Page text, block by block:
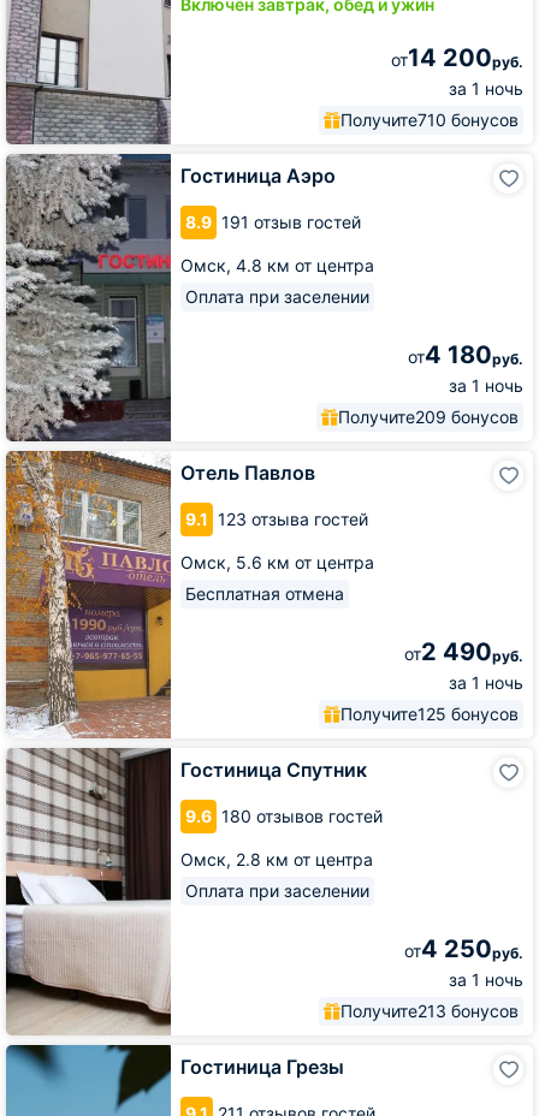
от14 200руб.
за 1 ночь
Получите710 бонусов
Гостиница Аэро
8.9 191 отзыв гостей
Омск, 4.8 км от центра
Оплата при заселении
от4 180руб.
за 1 ночь
Получите209 бонусов
Гостиница
Аэро
Отель Павлов
9.1 123 отзыва гостей
Омск, 5.6 км от центра
Бесплатная отмена
от2 490руб.
за 1 ночь
Получите125 бонусов
Отель
Павлов
Гостиница Спутник
9.6 180 отзывов гостей
Омск, 2.8 км от центра
Оплата при заселении
от4 250руб.
за 1 ночь
Получите213 бонусов
Гостиница
Спутник
Гостиница Грезы
Гостиница
Грезы